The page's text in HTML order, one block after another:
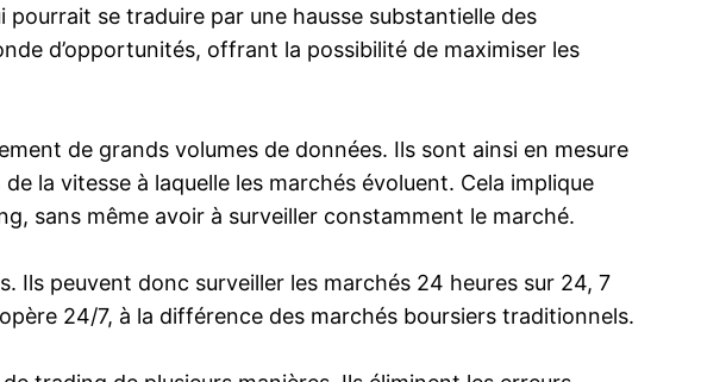
se traduire par une hausse substantielle des
d’opportunités, offrant la possibilité de maximiser les
de grands volumes de données. Ils sont ainsi en mesure
la vitesse à laquelle les marchés évoluent. Cela implique
sans même avoir à surveiller constamment le marché.
Ils peuvent donc surveiller les marchés 24 heures sur 24, 7
24/7, à la différence des marchés boursiers traditionnels.